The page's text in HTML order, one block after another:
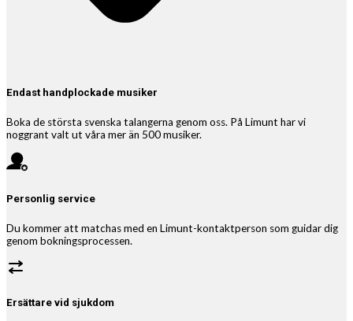
Endast handplockade musiker
Boka de största svenska talangerna genom oss. På Limunt har vi
noggrant valt ut våra mer än 500 musiker.
Personlig service
Du kommer att matchas med en Limunt-kontaktperson som guidar dig
genom bokningsprocessen.
Ersättare vid sjukdom